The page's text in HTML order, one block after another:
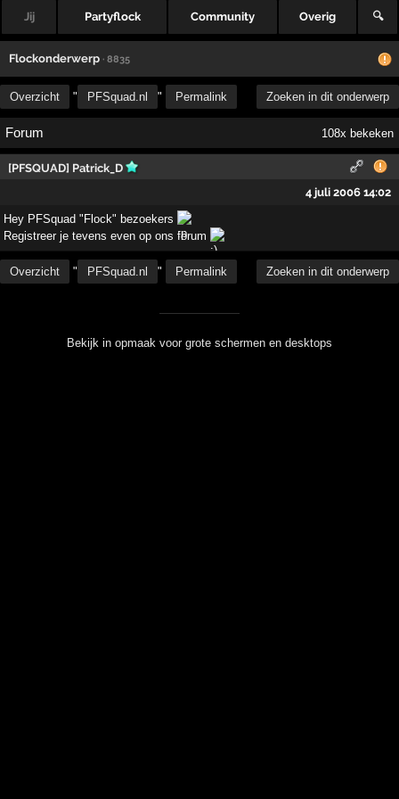
Jij Partyflock Community Overig 🔍
Flockonderwerp · 8835
Overzicht " PFSquad.nl " Permalink Zoeken in dit onderwerp
Forum 108x bekeken
[PFSQUAD] Patrick_D
4 juli 2006 14:02
Hey PFSquad "Flock" bezoekers
Registreer je tevens even op ons forum
Overzicht " PFSquad.nl " Permalink Zoeken in dit onderwerp
Bekijk in opmaak voor grote schermen en desktops